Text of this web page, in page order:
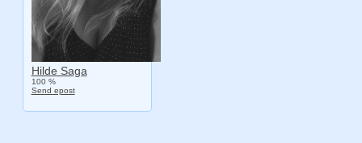
Hilde Saga
100 %
Send epost